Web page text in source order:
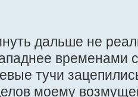
дальше не
временами
тучи
моему